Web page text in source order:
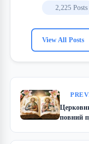
2,225 Posts
View All Posts
повний